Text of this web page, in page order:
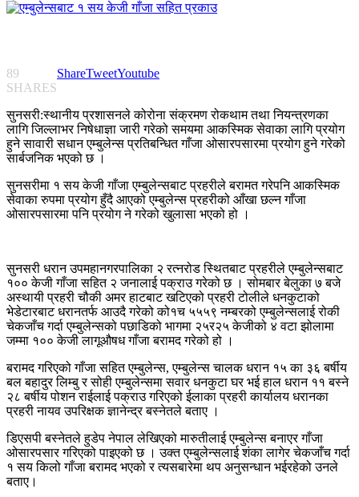
89
SHARES
ShareTweetYoutube
सुनसरी:स्थानीय प्रशासनले कोरोना संक्रमण रोकथाम तथा नियन्त्रणका
लागि जिल्लाभर निषेधाज्ञा जारी गरेको समयमा आकस्मिक सेवाका लागि प्रयोग
हुने सावारी सधान एम्बुलेन्स प्रतिबन्धित गाँजा ओसारपसारमा प्रयोग हुने गरेको
सार्बजनिक भएको छ ।
सुनसरीमा १ सय केजी गाँजा एम्बुलेन्सबाट प्रहरीले बरामत गरेपनि आकस्मिक
सेवाका रुपमा प्रयोग हुँदै आएको एम्बुलेन्स प्रहरीको आँखा छल्न गाँजा
ओसारपसारमा पनि प्रयोग ने गरेको खुलासा भएको हो ।
सुनसरी धरान उपमहानगरपालिका २ रत्नरोड स्थितबाट प्रहरीले एम्बुलेन्सबाट
१०० केजी गाँजा सहित २ जनालाई पक्राउ गरेको छ । सोमबार बेलुका ७ बजे
अस्थायी प्रहरी चौकी अमर हाटबाट खटिएको प्रहरी टोलीले धनकुटाको
भेडेटारबाट धरानतर्फ आउदै गरेको को१च ५५५९ नम्बरको एम्बुलेन्सलाई रोकी
चेकजाँच गर्दा एम्बुलेन्सको पछाडिको भागमा २५र२५ केजीको ४ वटा झोलामा
जम्मा १०० केजी लागूऔषध गाँजा बरामद गरेको हो ।
बरामद गरिएको गाँजा सहित एम्बुलेन्स, एम्बुलेन्स चालक धरान १५ का ३६ बर्षीय
बल बहादुर लिम्बु र सोही एम्बुलेन्समा सवार धनकुटा घर भई हाल धरान ११ बस्ने
२८ बर्षीय पोशन राईलाई पक्राउ गरिएको ईलाका प्रहरी कार्यालय धरानका
प्रहरी नायव उपरिक्षक ज्ञानेन्द्र बस्नेतले बताए ।
डिएसपी बस्नेतले हुडेप नेपाल लेखिएको मारुतीलाई एम्बुलेन्स बनाएर गाँजा
ओसारपसार गरिएको पाइएको छ । उक्त एम्बुलेन्सलाई शंका लागेर चेकजाँच गर्दा
१ सय किलो गाँजा बरामद भएको र त्यसबारेमा थप अनुसन्धान भईरहेको उनले
बताए।